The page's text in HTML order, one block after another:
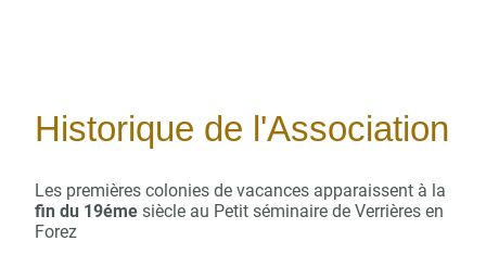
Historique de l'Association
Les premières colonies de vacances apparaissent à la
fin du 19éme siècle au Petit séminaire de Verrières en
Forez